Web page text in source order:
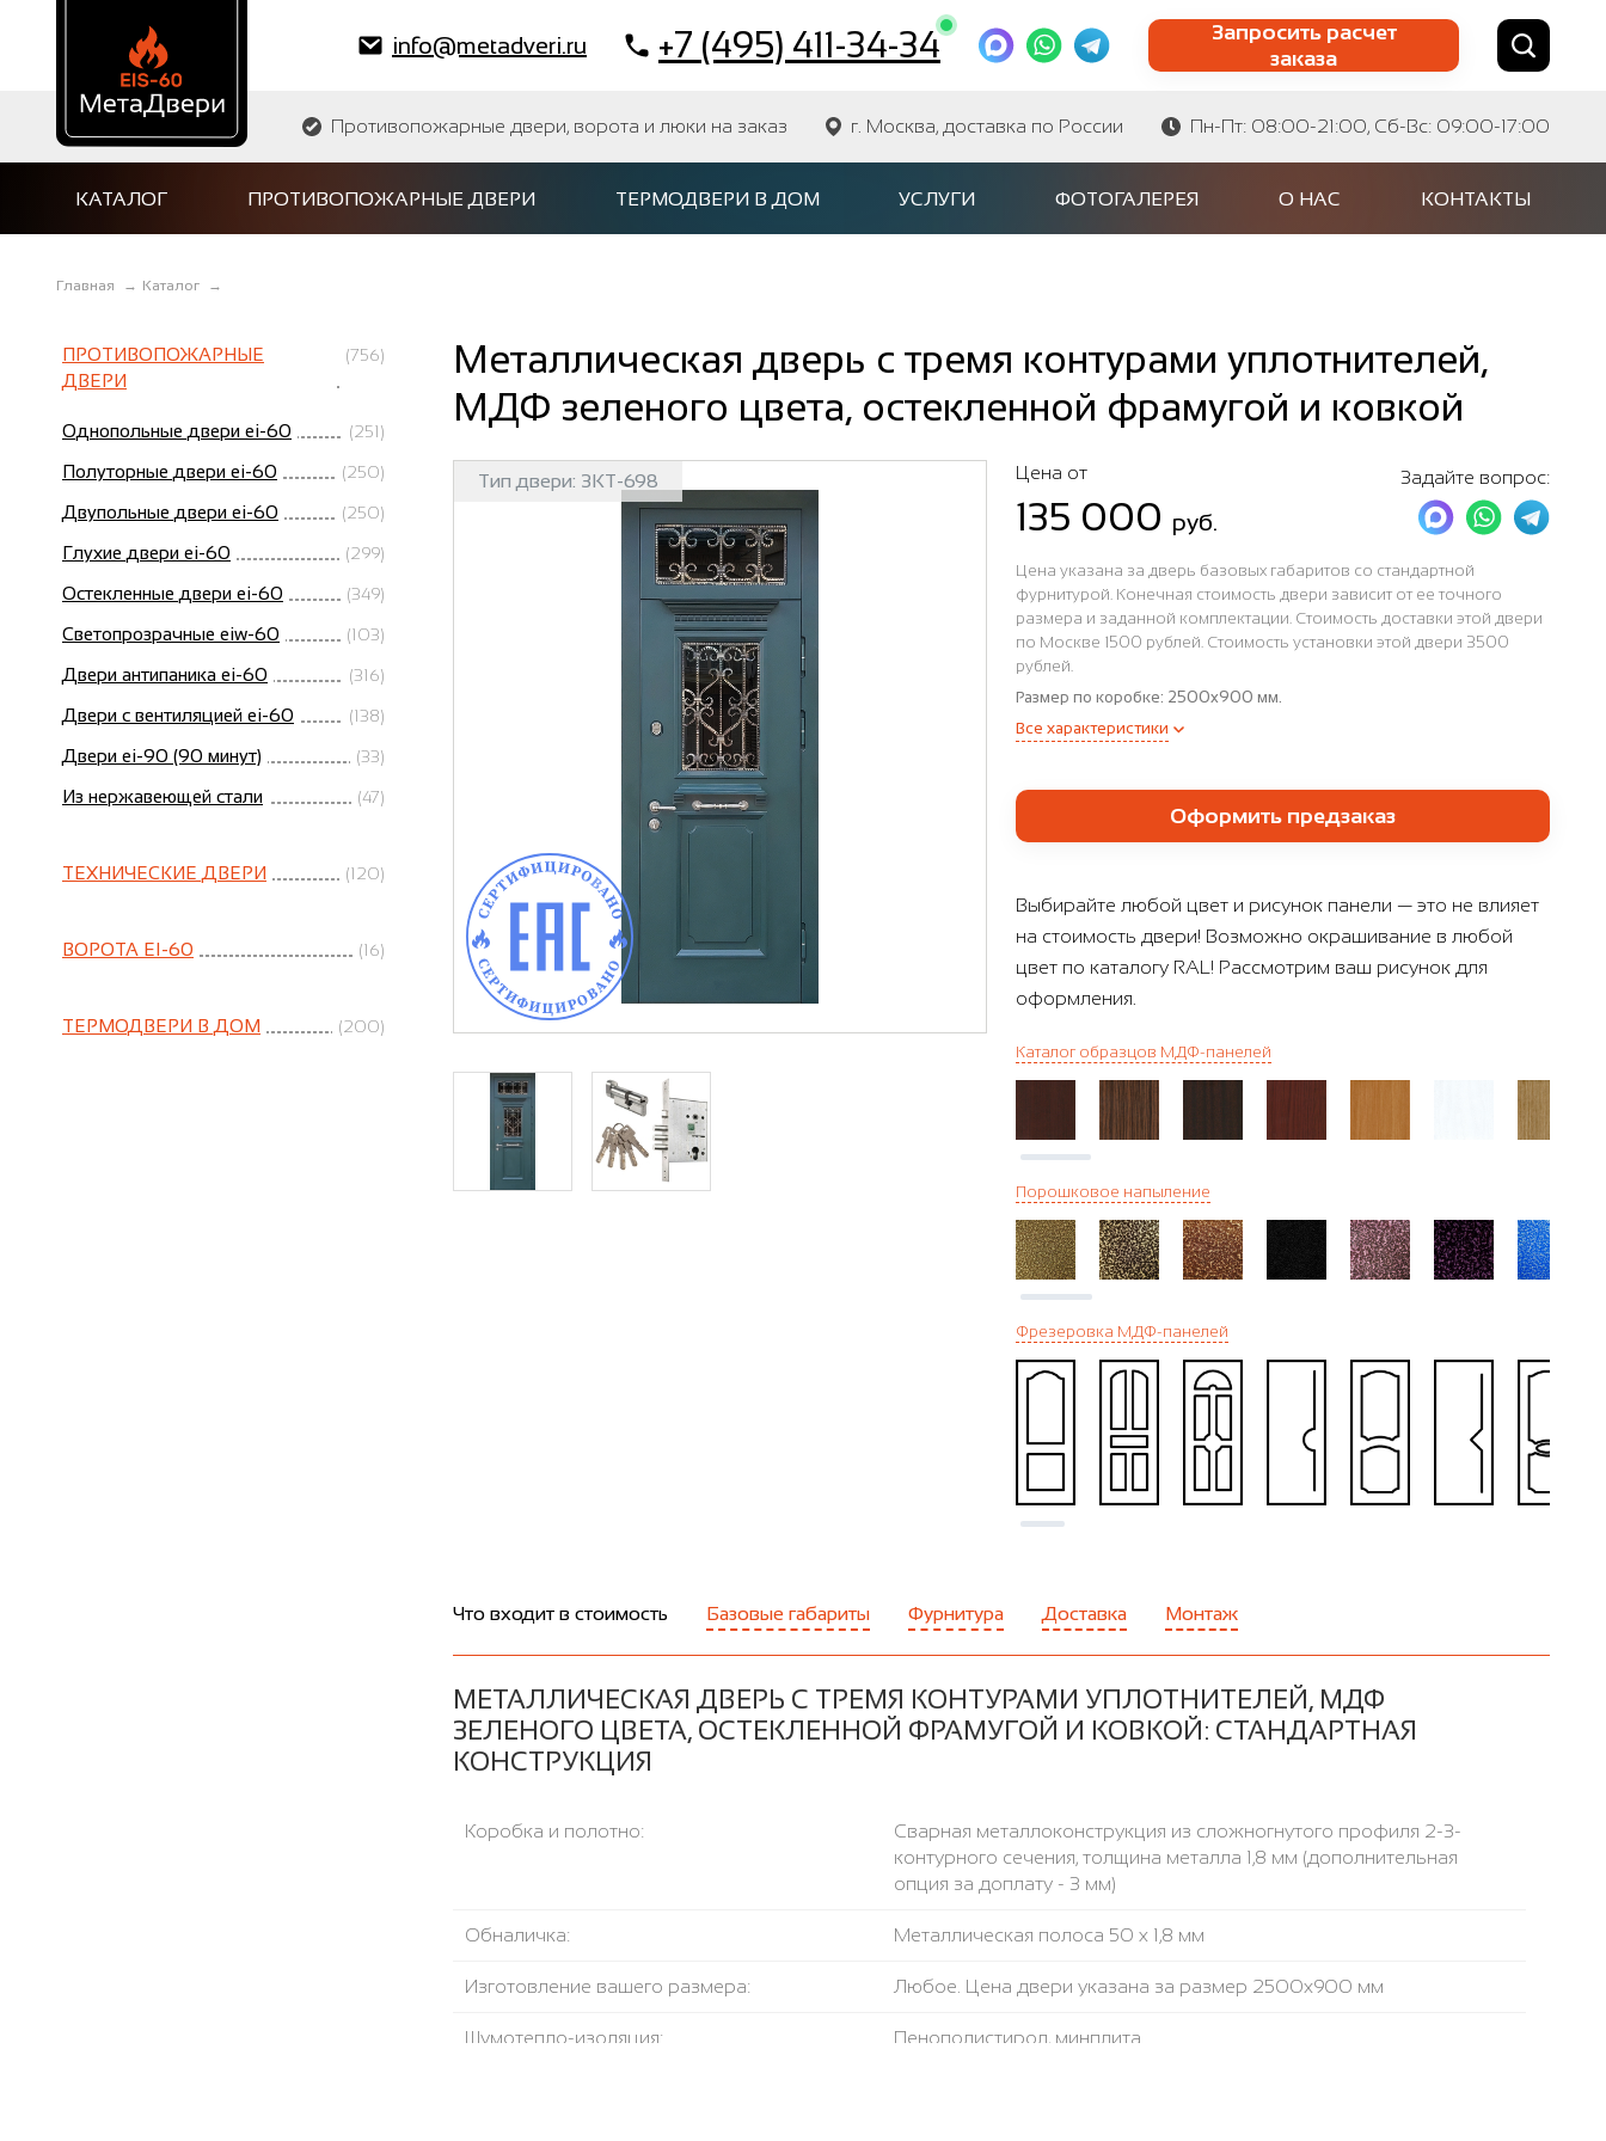
info@metadveri.ru +7 (495) 411-34-34
Запросить расчет
заказа
Найти по сайту Найти по артикулу
Противопожарные двери, ворота и люки на заказ г. Москва, доставка по России Пн-Пт: 08:00-21:00, Сб-Вс: 09:00-17:00
КАТАЛОГ ПРОТИВОПОЖАРНЫЕ ДВЕРИ ТЕРМОДВЕРИ В ДОМ УСЛУГИ ФОТОГАЛЕРЕЯ О НАС КОНТАКТЫ
Главная → Каталог →
ПРОТИВОПОЖАРНЫЕ
ДВЕРИ
(756)
Однопольные двери ei-60 (251)
Полуторные двери ei-60 (250)
Двупольные двери ei-60 (250)
Глухие двери ei-60 (299)
Остекленные двери ei-60 (349)
Светопрозрачные eiw-60 (103)
Двери антипаника ei-60 (316)
Двери с вентиляцией ei-60 (138)
Двери ei-90 (90 минут) (33)
Из нержавеющей стали (47)
ТЕХНИЧЕСКИЕ ДВЕРИ (120)
ВОРОТА EI-60 (16)
ТЕРМОДВЕРИ В ДОМ (200)
Металлическая дверь с тремя контурами уплотнителей,
МДФ зеленого цвета, остекленной фрамугой и ковкой
Тип двери: 3КТ-698 Цена от
135 000 руб.
Задайте вопрос:
Цена указана за дверь базовых габаритов со стандартной
фурнитурой. Конечная стоимость двери зависит от ее точного
размера и заданной комплектации. Стоимость доставки этой двери
по Москве 1500 рублей. Стоимость установки этой двери 3500
рублей.
Размер по коробке: 2500x900 мм.
Все характеристики
Оформить предзаказ
Выбирайте любой цвет и рисунок панели — это не влияет
на стоимость двери! Возможно окрашивание в любой
цвет по каталогу RAL! Рассмотрим ваш рисунок для
оформления.
Каталог образцов МДФ-панелей
Порошковое напыление
Фрезеровка МДФ-панелей
Что входит в стоимость Базовые габариты Фурнитура Доставка Монтаж
МЕТАЛЛИЧЕСКАЯ ДВЕРЬ С ТРЕМЯ КОНТУРАМИ УПЛОТНИТЕЛЕЙ, МДФ
ЗЕЛЕНОГО ЦВЕТА, ОСТЕКЛЕННОЙ ФРАМУГОЙ И КОВКОЙ: СТАНДАРТНАЯ
КОНСТРУКЦИЯ
Коробка и полотно:
Сварная металлоконструкция из сложногнутого профиля 2-3-
контурного сечения, толщина металла 1,8 мм (дополнительная
опция за доплату - 3 мм)
Обналичка: Металлическая полоса 50 х 1,8 мм
Изготовление вашего размера: Любое. Цена двери указана за размер 2500x900 мм
Шумотепло-изоляция: Пенополистирол, минплита